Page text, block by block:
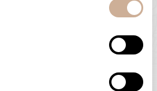
Moreškanti – sjena
€Raspon
cijena: